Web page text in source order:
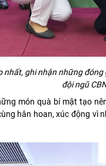
ghi nhận những
đội ngũ
món quà bí mật tạo
hân hoan, xúc động vì